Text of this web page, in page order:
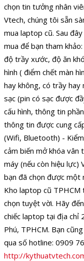
chọn tin tưởng nhân
Vtech, chúng tôi sẵn
mua laptop cũ. Sau
mua để bạn tham
độ trầy xước, độ ăn
hình ( điểm chết màn
hay không, có trầy
sạc (pin có sạc được
cấu hình, thông tin
thông tin được cung
(Wifi, Bluetooth) -
cảm biến mở khóa vân
máy (nếu còn hiệu
bạn đã chọn được một
Kho laptop cũ
chọn tuyệt vời. Hãy
chiếc laptop tại địa chỉ
Phú, TPHCM. Bạn
qua số hotline: 0909
http://